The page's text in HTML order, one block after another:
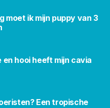
moet ik mijn puppy van 3
hooi heeft mijn cavia
Een tropische